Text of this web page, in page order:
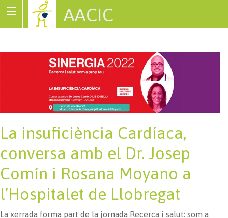
AACIC
La insuficiència Cardíaca,
conversa amb el Dr. Josep
Comín i Rosana Moyano a
l’Hospitalet de Llobregat
La xerrada forma part de la jornada Recerca i salut: som a